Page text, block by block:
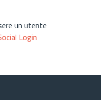
un utente
Login